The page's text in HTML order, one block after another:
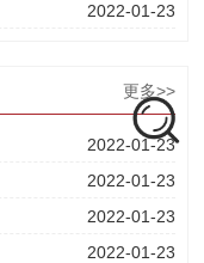
2022-01-23
更多>>
2022-01-23
2022-01-23
2022-01-23
2022-01-23